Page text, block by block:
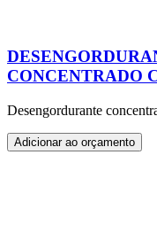
CONCENTRADO
Desengordurante
Adicionar ao orçamento